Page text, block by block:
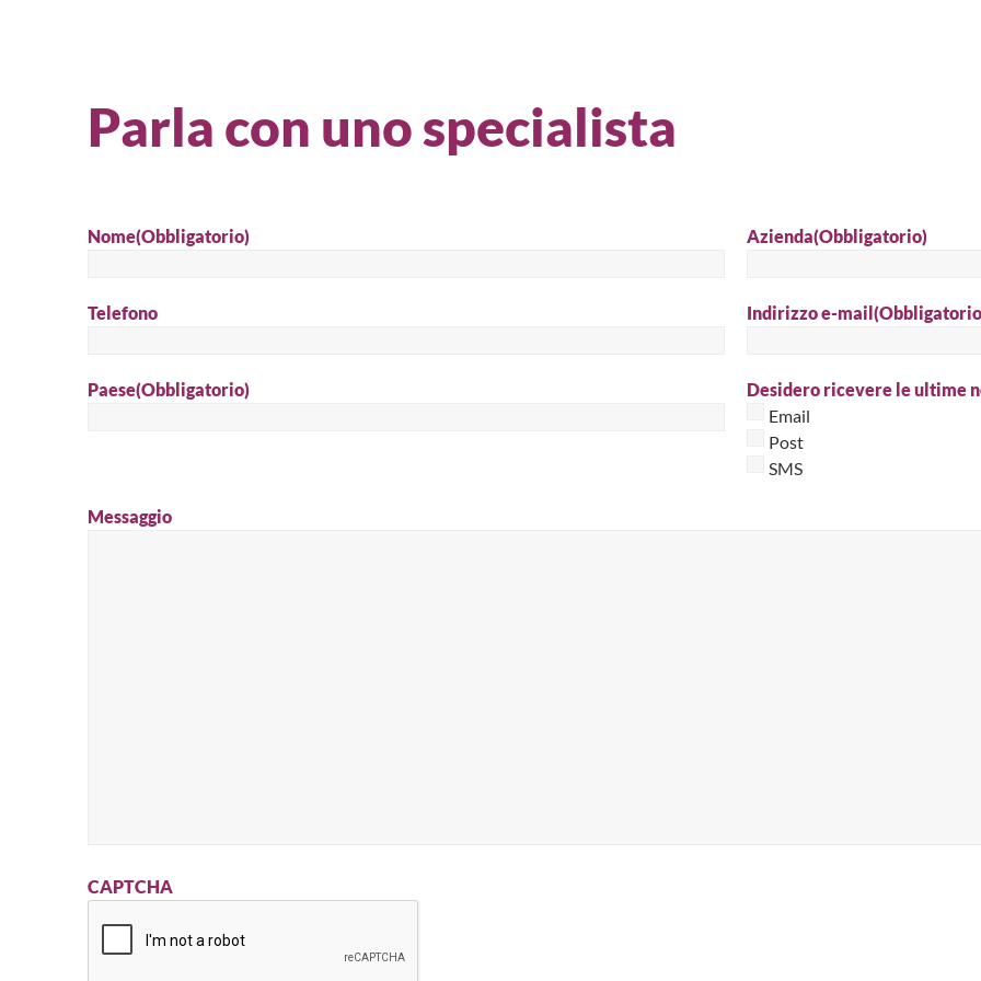
Parla con uno specialista
Nome(Obbligatorio) Azienda(Obbligatorio)
Telefono Indirizzo e-mail
Paese(Obbligatorio)
Desidero ricevere le ultime
Email
Post
SMS
Messaggio
CAPTCHA